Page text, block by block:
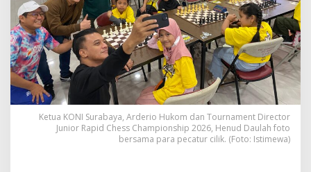
1
6
8
P
c
a
u
r
C
i
Ketua KONI Surabaya, Arderio Hukom dan Tournament Director
Junior Rapid Chess Championship 2026, Henud Daulah foto
bersama para pecatur cilik. (Foto: Istimewa)